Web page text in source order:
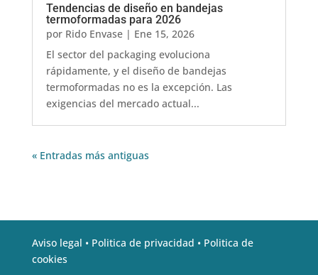
Tendencias de diseño en bandejas
termoformadas para 2026
por Rido Envase| Ene 15, 2026
El sector del packaging evoluciona
rápidamente, y el diseño de bandejas
termoformadas no es la excepción. Las
exigencias del mercado actual...
« Entradas más antiguas
Aviso legal • Politica de privacidad • Politica de
cookies